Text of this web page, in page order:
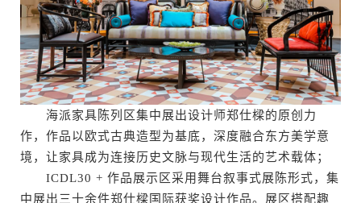
海派家具陈列区集中展出设计师郑仕樑的原创力
作，作品以欧式古典造型为基底，深度融合东方美学意
境，让家具成为连接历史文脉与现代生活的艺术载体；
ICDL30 + 作品展示区采用舞台叙事式展陈形式，集
中展出三十余件郑仕樑国际获奖设计作品。展区搭配趣